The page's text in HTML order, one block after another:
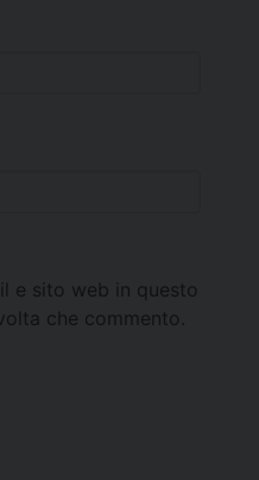
e sito web in questo
che commento.